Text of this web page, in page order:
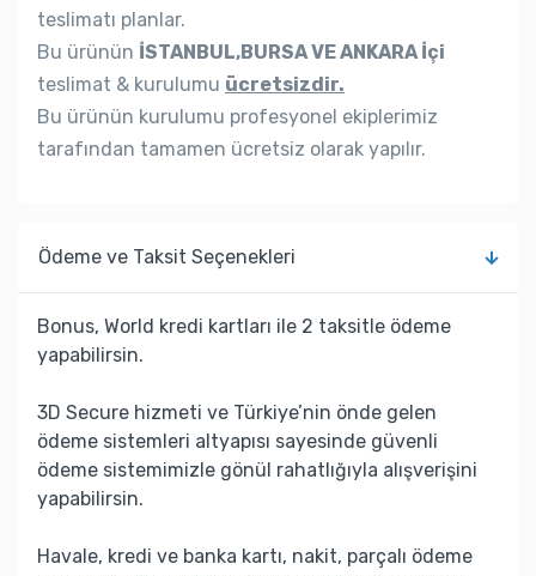
teslimatı planlar.
Bu ürünün İSTANBUL,BURSA VE ANKARA İçi
teslimat & kurulumu ücretsizdir.
Bu ürünün kurulumu profesyonel ekiplerimiz
tarafından tamamen ücretsiz olarak yapılır.
Ödeme ve Taksit Seçenekleri
Bonus, World kredi kartları ile 2 taksitle ödeme
yapabilirsin.
3D Secure hizmeti ve Türkiye’nin önde gelen
ödeme sistemleri altyapısı sayesinde güvenli
ödeme sistemimizle gönül rahatlığıyla alışverişini
yapabilirsin.
Havale, kredi ve banka kartı, nakit, parçalı ödeme